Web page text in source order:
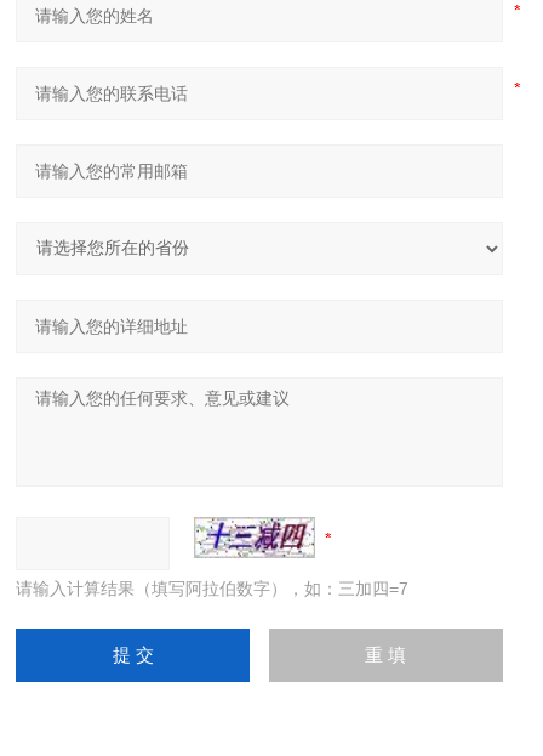
请输入计算结果（填写阿拉伯数字），如：三加四=7